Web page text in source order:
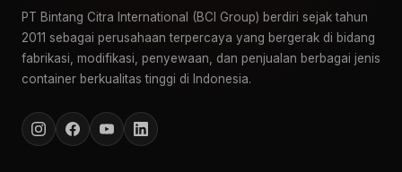
PT Bintang Citra International (BCI Group) berdiri sejak tahun
2011 sebagai perusahaan terpercaya yang bergerak di bidang
fabrikasi, modifikasi, penyewaan, dan penjualan berbagai jenis
container berkualitas tinggi di Indonesia.